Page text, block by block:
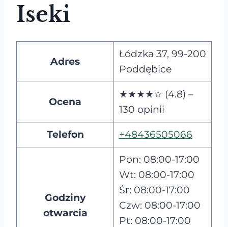
Iseki
Adres
Łódzka 37, 99-200
Poddębice
Ocena
★★★★☆ (4.8) –
130 opinii
Telefon +48436505066
Godziny
otwarcia
Pon: 08:00-17:00
Wt: 08:00-17:00
Śr: 08:00-17:00
Czw: 08:00-17:00
Pt: 08:00-17:00